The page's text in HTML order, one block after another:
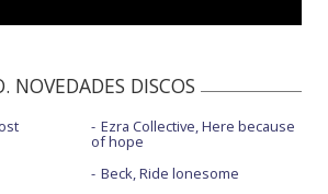
NOVEDADES DISCOS
Ezra Collective, Here because
of hope
Beck, Ride lonesome